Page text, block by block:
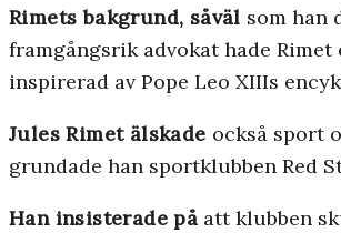
Rimets bakgrund, såväl som han
framgångsrik advokat hade
inspirerad av Pope Leo XIIIs
Jules Rimet älskade också sport
grundade han sportklubben Red
Han insisterade på att klubben